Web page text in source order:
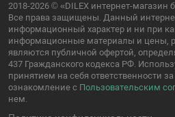
2018-2026 © «DILEX интернет-магазин
Все права защищены. Данный
информационный характер и ни при
информационные материалы и цены,
являются публичной офертой,
437 Гражданского кодекса РФ.
принятием на себя ответственности
ознакомление с Пользовательским
нем.